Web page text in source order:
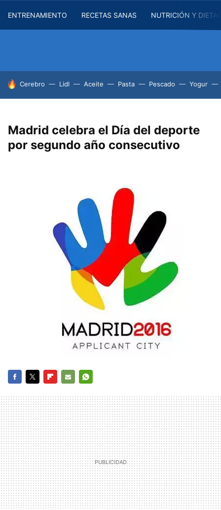
ENTRENAMIENTO RECETAS SANAS NUTRICIÓN Y
HOY SE HABLA DE
Cerebro Lidl Aceite Pasta Pescado Yogur
Madrid celebra el Día del deporte
por segundo año consecutivo
MAIL